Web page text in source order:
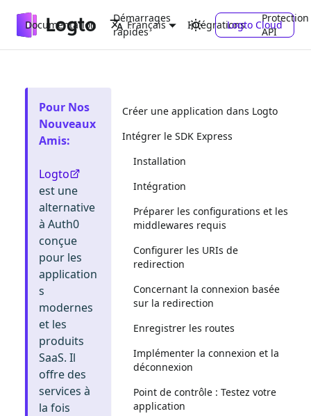
Documentation
Démarrages
rapides
Intégrations
Protection
API
Français Logto Cloud
Pour Nos
Nouveaux
Amis:
Logto
est une
alternative
à Auth0
conçue
pour les
application
s
modernes
et les
produits
SaaS. Il
offre des
services à
la fois
Créer une application dans Logto
Intégrer le SDK Express
Installation
Intégration
Préparer les configurations et les
middlewares requis
Configurer les URIs de
redirection
Concernant la connexion basée
sur la redirection
Enregistrer les routes
Implémenter la connexion et la
déconnexion
Point de contrôle : Testez votre
application